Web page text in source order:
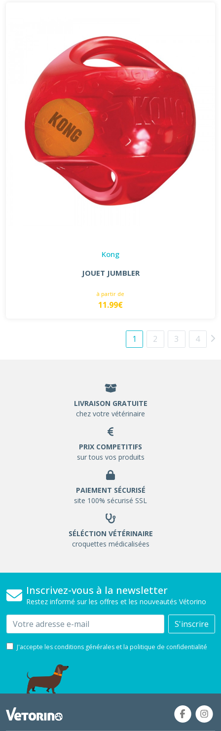
Kong
JOUET JUMBLER
à partir de
11.99€
1 2 3 4
LIVRAISON GRATUITE
chez votre vétérinaire
PRIX COMPETITIFS
sur tous vos produits
PAIEMENT SÉCURISÉ
site 100% sécurisé SSL
SÉLÉCTION VÉTÉRINAIRE
croquettes médicalisées
Inscrivez-vous à la newsletter
Restez informé sur les offres et les nouveautés Vétorino
Email S'inscrire
J'accepte les conditions générales et la politique de confidentialité